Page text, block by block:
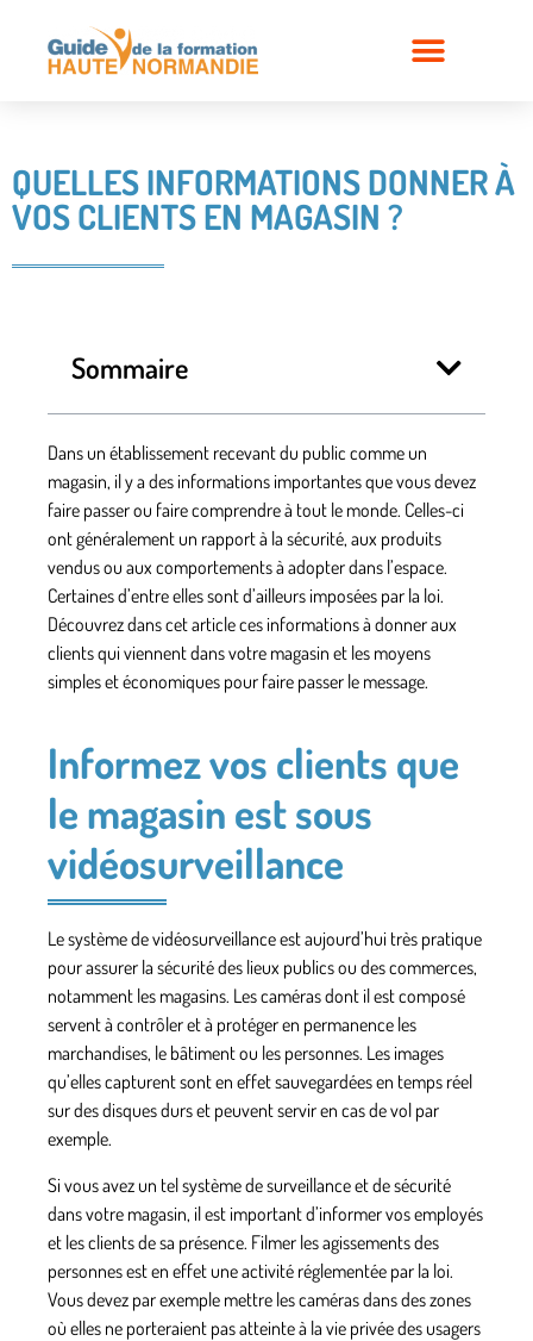
QUELLES INFORMATIONS DONNER À
VOS CLIENTS EN MAGASIN ?
Sommaire
Dans un établissement recevant du public comme un
magasin, il y a des informations importantes que vous devez
faire passer ou faire comprendre à tout le monde. Celles-ci
ont généralement un rapport à la sécurité, aux produits
vendus ou aux comportements à adopter dans l’espace.
Certaines d’entre elles sont d’ailleurs imposées par la loi.
Découvrez dans cet article ces informations à donner aux
clients qui viennent dans votre magasin et les moyens
simples et économiques pour faire passer le message.
Informez vos clients que
le magasin est sous
vidéosurveillance
Le système de vidéosurveillance est aujourd’hui très pratique
pour assurer la sécurité des lieux publics ou des commerces,
notamment les magasins. Les caméras dont il est composé
servent à contrôler et à protéger en permanence les
marchandises, le bâtiment ou les personnes. Les images
qu’elles capturent sont en effet sauvegardées en temps réel
sur des disques durs et peuvent servir en cas de vol par
exemple.
Si vous avez un telsystème de surveillance et de sécurité
dans votre magasin, il est important d’informer vos employés
et les clients de sa présence. Filmer les agissements des
personnes est en effet une activité réglementée par la loi.
Vous devez par exemple mettre les caméras dans des zones
où elles ne porteraient pas atteinte à la vie privée des usagers